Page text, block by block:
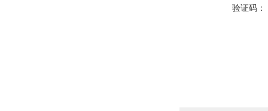
验证码：